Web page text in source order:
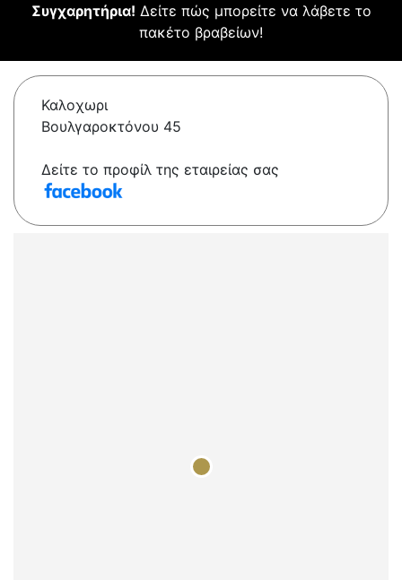
Συγχαρητήρια! Δείτε πώς μπορείτε να λάβετε το
πακέτο βραβείων!
Καλοχωρι
Βουλγαροκτόνου 45
Δείτε το προφίλ της εταιρείας σας